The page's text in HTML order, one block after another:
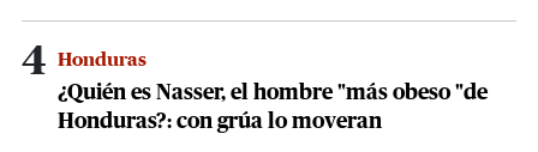
4 Honduras
¿Quién es Nasser, el hombre "más obeso "de
Honduras?: con grúa lo moveran